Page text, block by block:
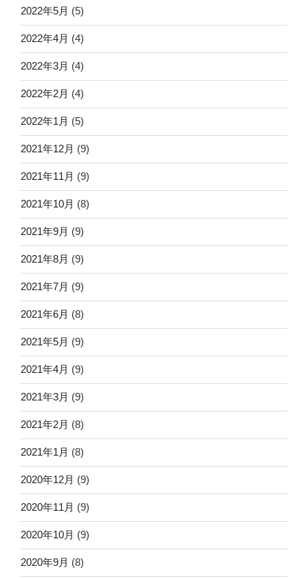
2022年5月 (5)
2022年4月 (4)
2022年3月 (4)
2022年2月 (4)
2022年1月 (5)
2021年12月 (9)
2021年11月 (9)
2021年10月 (8)
2021年9月 (9)
2021年8月 (9)
2021年7月 (9)
2021年6月 (8)
2021年5月 (9)
2021年4月 (9)
2021年3月 (9)
2021年2月 (8)
2021年1月 (8)
2020年12月 (9)
2020年11月 (9)
2020年10月 (9)
2020年9月 (8)